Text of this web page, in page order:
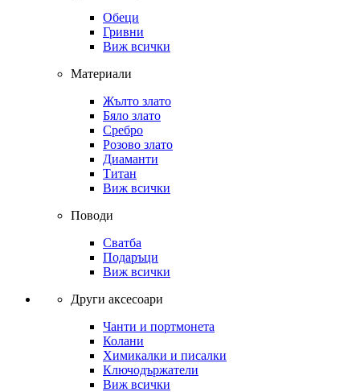
Обеци
Гривни
Виж всички
Материали
Жълто злато
Бяло злато
Сребро
Розово злато
Диаманти
Титан
Виж всички
Поводи
Сватба
Подаръци
Виж всички
Други аксесоари
Чанти и портмонета
Колани
Химикалки и писалки
Ключодържатели
Виж всички